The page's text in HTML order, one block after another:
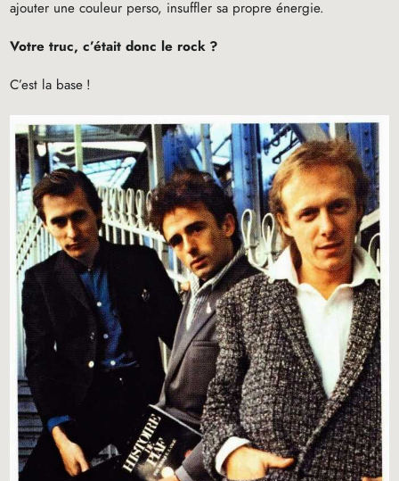
ajouter une couleur perso, insuffler sa propre énergie.
Votre truc, c’était donc le rock ?
C’est la base !